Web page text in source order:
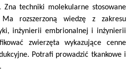
Zna techniki molekularne stosowane
rozszerzoną wiedzę z zakresu
inżynierii embrionalnej i inżynierii
zwierzęta wykazujące cenne
Potrafi prowadzić tkankowe i